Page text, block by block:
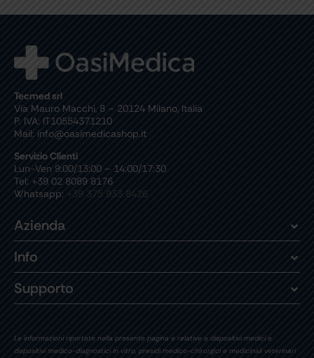
Tecmed srl
Via Mauro Macchi, 8 – 20124 Milano, Italia
P. IVA: IT10554371210
Mail: info@oasimedicashop.it
Servizio Clienti
Lun-Ven 9:00/13:00 – 14:00/17:30
Tel: +39 02 8089 8176
Whatsapp: +39 375 933 8426
Azienda
Info
Supporto
Le informazioni riportate nella presente pagina e relative a dispositivi medici e
dispositivi medico-diagnostici in vitro, presidi medico-chirurgici e medicinali veterinari